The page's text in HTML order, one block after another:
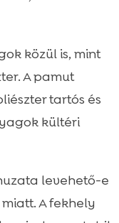
közül is, mint
A pamut
tartós és
kültéri
levehető-e
A fekhely